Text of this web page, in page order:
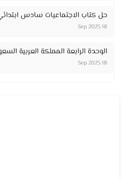
حل كتاب الاجتماعيات سادس
18 Sep 2025
الوحدة الرابعة المملكة العربية
18 Sep 2025